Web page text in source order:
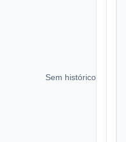
Sem histórico de